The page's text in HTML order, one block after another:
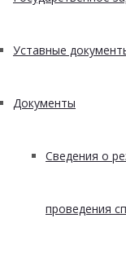
Уставные
Документы
Сведения о
проведения